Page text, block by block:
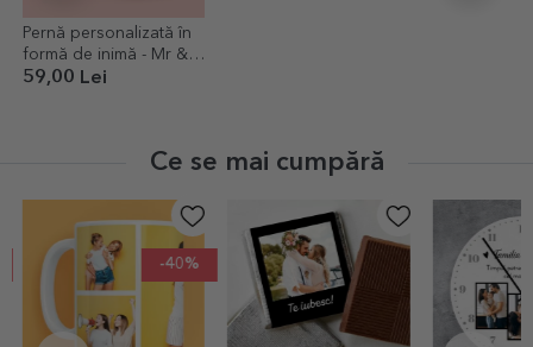
Pernă personalizată în
formă de inimă - Mr &
Mrs
59,00 Lei
Ce se mai cumpără
-40%